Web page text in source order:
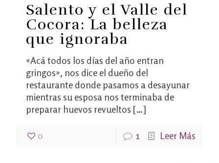
Salento y el Valle del
Cocora: La belleza
que ignoraba
«Acá todos los días del año entran
gringos», nos dice el dueño del
restaurante donde pasamos a desayunar
mientras su esposa nos terminaba de
preparar huevos revueltos […]
0 1 Leer Más